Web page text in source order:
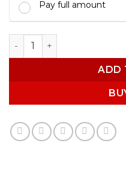
Pay full amount
Personalized Desktop
ADD